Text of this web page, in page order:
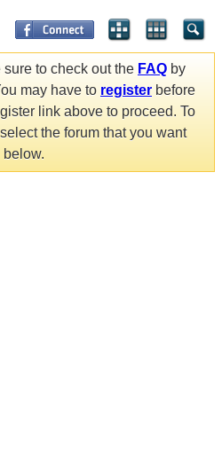
sure to check out the FAQ by
may have to register before
link above to proceed. To
the forum that you want